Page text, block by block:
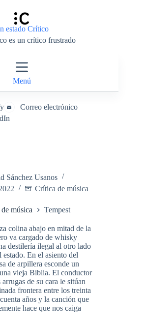
estado Crítico
es un crítico frustrado
Menú
Correo electrónico
Sánchez Usanos
Crítica de música
música Tempest
colina abajo en mitad de la
va cargado de whisky
destilería ilegal al otro lado
estado. En el asiento del
de arpillera esconde un
vieja Biblia. El conductor
de su cara le sitúan
frontera entre los treinta
años y la canción que
hace que nos caiga